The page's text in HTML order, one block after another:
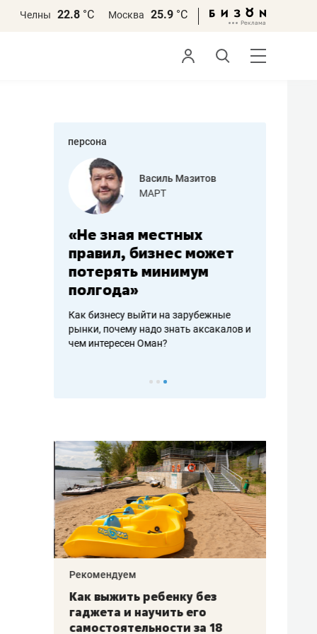
Челны 22.8 °С Москва 25.9 °С
персона
Василь Мазитов
МАРТ
«Не зная местных
правил, бизнес может
потерять минимум
полгода»
Как бизнесу выйти на зарубежные
рынки, почему надо знать аксакалов и
чем интересен Оман?
–
Рекомендуем
Как выжить ребенку без
гаджета и научить его
самостоятельности за 18